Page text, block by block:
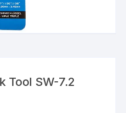
Tool SW-7.2